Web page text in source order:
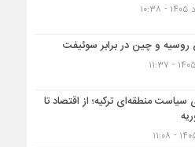
و چین در برابر سوئیفت
محرک‌های سیاست منطقه‌‎ای ترکیه؛ از اقتصاد تا